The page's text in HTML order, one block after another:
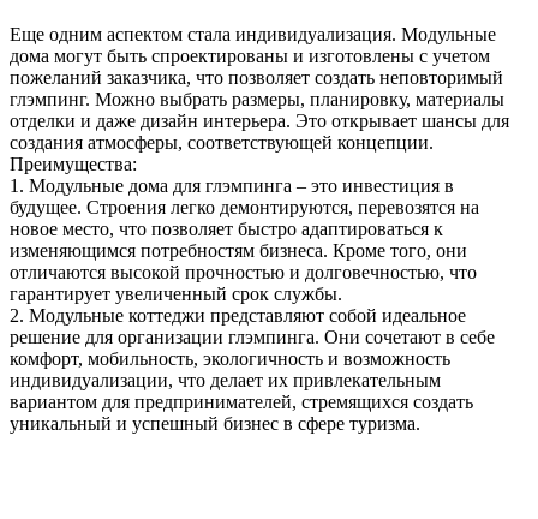
Еще одним аспектом стала индивидуализация. Модульные
дома могут быть спроектированы и изготовлены с учетом
пожеланий заказчика, что позволяет создать неповторимый
глэмпинг. Можно выбрать размеры, планировку, материалы
отделки и даже дизайн интерьера. Это открывает шансы для
создания атмосферы, соответствующей концепции.
Преимущества:
1. Модульные дома для глэмпинга – это инвестиция в
будущее. Строения легко демонтируются, перевозятся на
новое место, что позволяет быстро адаптироваться к
изменяющимся потребностям бизнеса. Кроме того, они
отличаются высокой прочностью и долговечностью, что
гарантирует увеличенный срок службы.
2. Модульные коттеджи представляют собой идеальное
решение для организации глэмпинга. Они сочетают в себе
комфорт, мобильность, экологичность и возможность
индивидуализации, что делает их привлекательным
вариантом для предпринимателей, стремящихся создать
уникальный и успешный бизнес в сфере туризма.